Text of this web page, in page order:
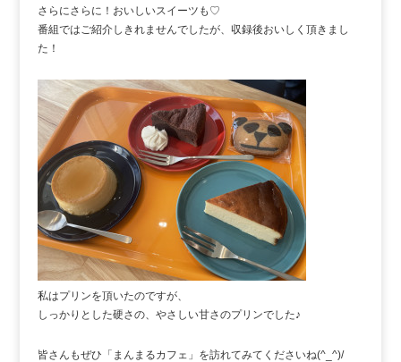
さらにさらに！おいしいスイーツも♡
番組ではご紹介しきれませんでしたが、収録後おいしく頂きまし
た！
私はプリンを頂いたのですが、
しっかりとした硬さの、やさしい甘さのプリンでした♪
皆さんもぜひ「まんまるカフェ」を訪れてみてくださいね(^_^)/